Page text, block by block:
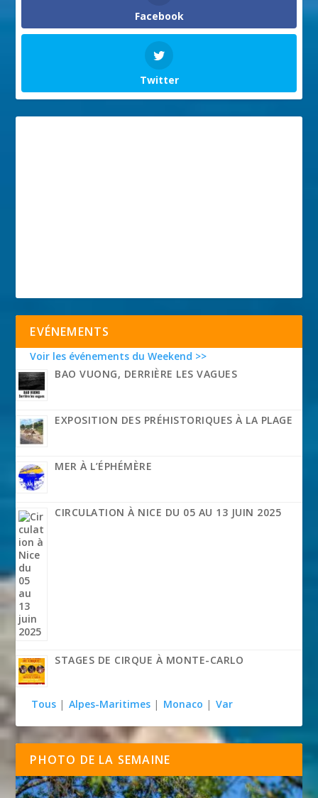
Facebook
Twitter
EVÉNEMENTS
Voir les événements du Weekend >>
BAO VUONG, DERRIÈRE LES VAGUES
EXPOSITION DES PRÉHISTORIQUES À LA PLAGE
MER À L’ÉPHÉMÈRE
CIRCULATION À NICE DU 05 AU 13 JUIN 2025
STAGES DE CIRQUE À MONTE-CARLO
Tous | Alpes-Maritimes | Monaco | Var
PHOTO DE LA SEMAINE